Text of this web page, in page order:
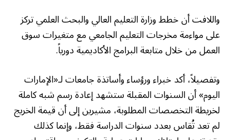
واللافت أن خطط وزارة التعليم العالي والبحث العلمي تركز
على مواءمة مخرجات التعليم الجامعي مع متغيرات سوق
العمل من خلال متابعة البرامج الأكاديمية دورياً.
وتفصيلاً، أكد خبراء ورؤساء وأساتذة جامعات لـ«الإمارات
اليوم» أن السنوات المقبلة ستشهد إعادة رسم شبه كاملة
لخريطة التخصصات المطلوبة، مشيرين إلى أن قيمة الخريج
لم تعد تُقاس بعدد سنوات الدراسة فقط، وإنما كذلك